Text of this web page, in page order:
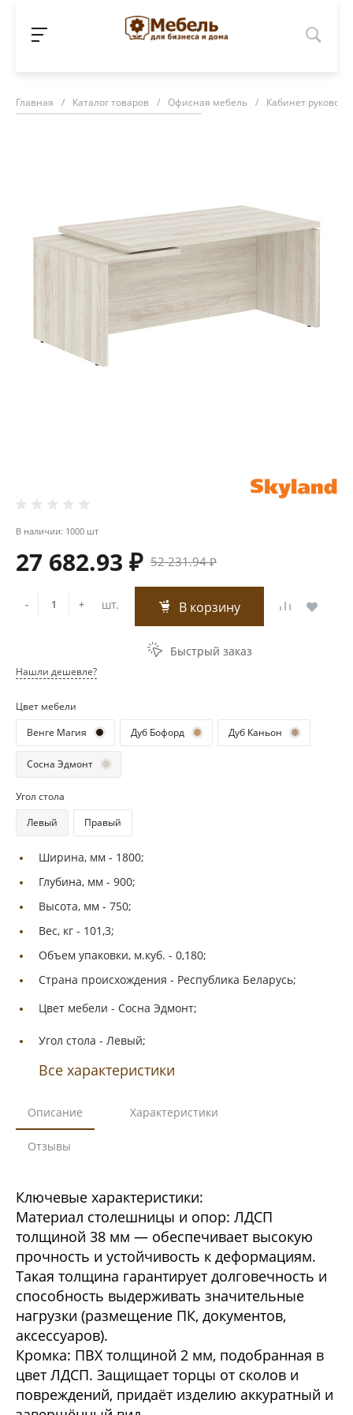
Главная / Каталог товаров / Офисная мебель / Кабинет
В наличии: 1000 шт
27 682.93 ₽ 52 231.94 ₽
- + шт. В корзину
Быстрый заказ
Нашли дешевле?
Цвет мебели
Венге Магия
Дуб Бофорд Дуб Каньон
Сосна Эдмонт
Угол стола
Левый
Правый
Ширина, мм - 1800;
Глубина, мм - 900;
Высота, мм - 750;
Вес, кг - 101,3;
Объем упаковки, м.куб. - 0,180;
Страна происхождения - Республика Беларусь;
Цвет мебели - Сосна Эдмонт;
Угол стола - Левый;
Все характеристики
Описание Характеристики
Отзывы
Ключевые характеристики:
Материал столешницы и опор: ЛДСП
толщиной 38 мм — обеспечивает высокую
прочность и устойчивость к деформациям.
Такая толщина гарантирует долговечность и
способность выдерживать значительные
нагрузки (размещение ПК, документов,
аксессуаров).
Кромка: ПВХ толщиной 2 мм, подобранная в
цвет ЛДСП. Защищает торцы от сколов и
повреждений, придаёт изделию аккуратный и